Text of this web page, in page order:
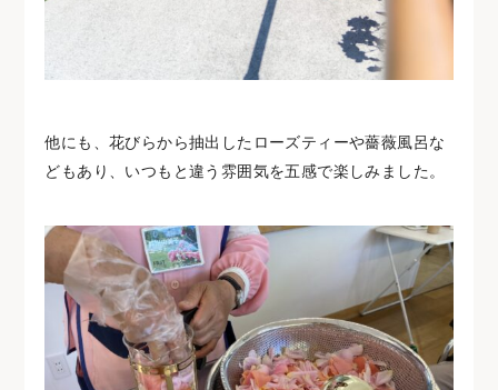
他にも、花びらから抽出したローズティーや薔薇風呂な
どもあり、いつもと違う雰囲気を五感で楽しみました。